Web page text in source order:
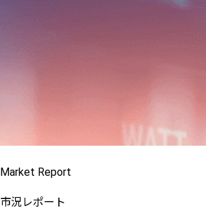
Market Report
市況レポート